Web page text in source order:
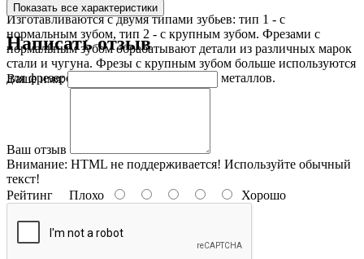
Изготавливаются с двумя типами зубьев: тип 1 - с
нормальным зубом, тип 2 - с крупным зубом. Фрезами с
нормальным зубом обрабатывают детали из различных марок
стали и чугуна. Фрезы с крупным зубом больше используются
для фрезерования деталей из цветных металлов.
Показать все характеристики
Написать отзыв
Ваше имя:
Ваш отзыв
Внимание: HTML не поддерживается! Используйте обычный
текст!
Рейтинг Плохо Хорошо